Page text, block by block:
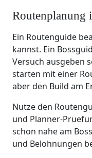
Routenplanung
Ein Routenguide
kannst. Ein
Versuch ausgeben
starten mit einer
aber den Build am
Nutze den
und Planner-
schon nahe am
und Belohnungen